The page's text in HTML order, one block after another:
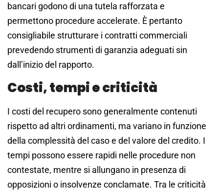
bancari godono di una tutela rafforzata e
permettono procedure accelerate. È pertanto
consigliabile strutturare i contratti commerciali
prevedendo strumenti di garanzia adeguati sin
dall’inizio del rapporto.
Costi, tempi e criticità
I costi del recupero sono generalmente contenuti
rispetto ad altri ordinamenti, ma variano in funzione
della complessità del caso e del valore del credito. I
tempi possono essere rapidi nelle procedure non
contestate, mentre si allungano in presenza di
opposizioni o insolvenze conclamate. Tra le criticità